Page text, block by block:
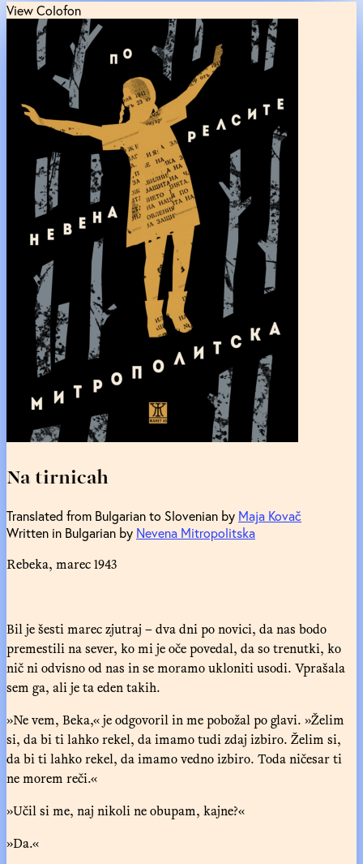
View Colofon
Na tirnicah
Translated from Bulgarian to Slovenian by Maja Kovač
Written in Bulgarian by Nevena Mitropolitska
Rebeka, marec 1943
Bil je šesti marec zjutraj – dva dni po novici, da nas bodo
premestili na sever, ko mi je oče povedal, da so trenutki, ko
nič ni odvisno od nas in se moramo ukloniti usodi. Vprašala
sem ga, ali je ta eden takih.
»Ne vem, Beka,« je odgovoril in me pobožal po glavi. »Želim
si, da bi ti lahko rekel, da imamo tudi zdaj izbiro. Želim si,
da bi ti lahko rekel, da imamo vedno izbiro. Toda ničesar ti
ne morem reči.«
»Učil si me, naj nikoli ne obupam, kajne?«
»Da.«